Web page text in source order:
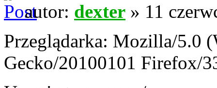
autor: dexter » 11
Przeglądarka: Mozilla/5.0
Gecko/20100101 Firefox/